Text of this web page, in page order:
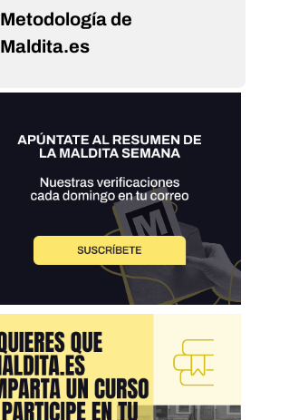
Metodología de
Maldita.es